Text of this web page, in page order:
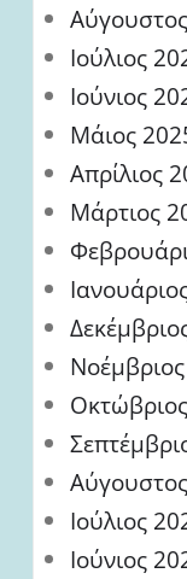
Ιούλιος
Ιούνιος
Μάιος
Απρίλιος
Μάρτιος
Ιούλιος
Ιούνιος